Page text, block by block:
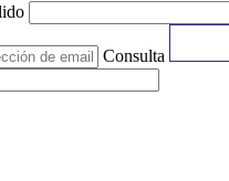
Consulta